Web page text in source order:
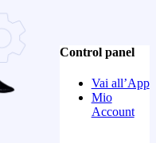
Control panel
Vai all’App
Mio
Account